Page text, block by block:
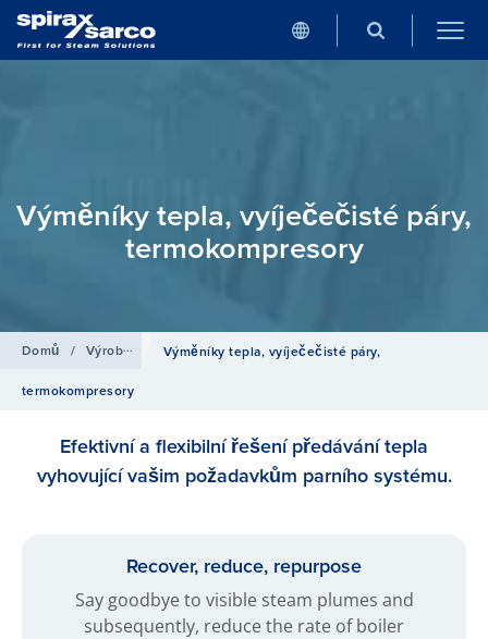
Výměníky tepla, vyíječečisté páry,
termokompresory
Domů / Výrobky
Výměníky tepla, vyíječečisté páry,
termokompresory
Efektivní a flexibilní řešení předávání tepla
vyhovující vašim požadavkům parního systému.
Recover, reduce, repurpose
Say goodbye to visible steam plumes and
subsequently, reduce the rate of boiler